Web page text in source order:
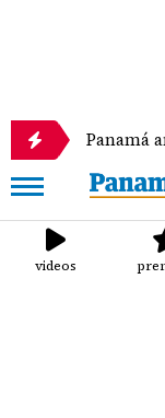
Panamá amplía
videos